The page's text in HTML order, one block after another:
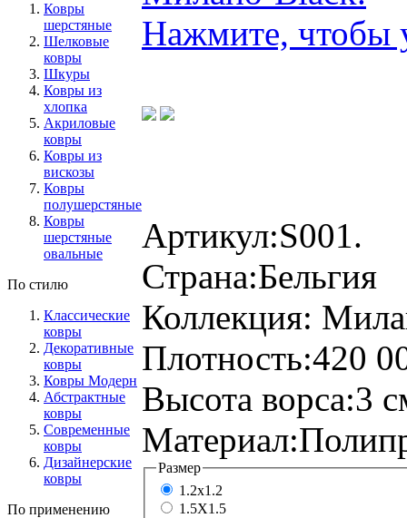
Ковры
шерстяные
Шелковые
ковры
Шкуры
Ковры из
хлопка
Акриловые
ковры
Ковры из
вискозы
Ковры
полушерстяные
Ковры
шерстяные
овальные
По стилю
Классические
ковры
Декоративные
ковры
Ковры Модерн
Абстрактные
ковры
Современные
ковры
Дизайнерские
ковры
По применению
Нажмите, чтобы
Артикул:S001.
Страна:Бельгия
Коллекция:
Плотность:420
Высота ворса:3
Материал:
Размер
1.2x1.2
1.5X1.5